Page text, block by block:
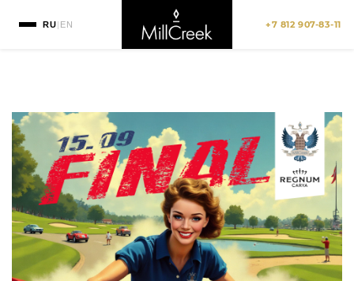
RU| EN +7 812 907-83-11